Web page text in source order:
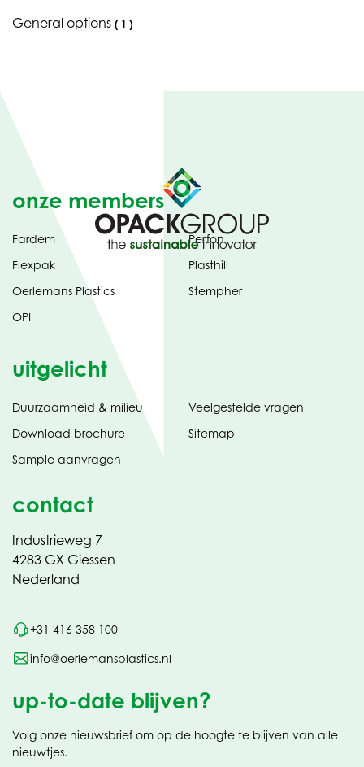
General options ( 1 )
onze members
Fardem
Flexpak
Oerlemans Plastics
OPI
Perfon
Plasthill
Stempher
uitgelicht
Duurzaamheid & milieu
Download brochure(opent
tabblad)
Sample aanvragen
Veelgestelde vragen
Sitemap
contact
Industrieweg 7
4283 GX Giessen
Nederland
+31 416 358 100
info@oerlemansplastics.nl
up-to-date blijven?
Volg onze nieuwsbrief om op de hoogte te blijven van alle
nieuwtjes.